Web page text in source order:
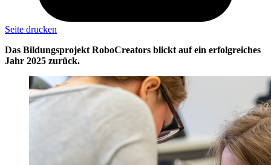
Seite drucken
Das Bildungsprojekt RoboCreators blickt auf ein erfolgreiches
Jahr 2025 zurück.